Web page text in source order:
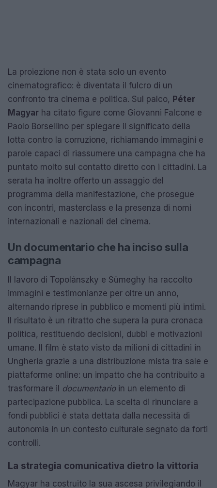
La proiezione non è stata solo un evento
cinematografico: è diventata il fulcro di un
confronto tra cinema e politica. Sul palco, Péter
Magyar ha citato figure come Giovanni Falcone e
Paolo Borsellino per spiegare il significato della
lotta contro la corruzione, richiamando immagini e
parole capaci di riassumere una campagna che ha
puntato molto sul contatto diretto con i cittadini. La
serata ha inoltre offerto un assaggio del
programma della manifestazione, che prosegue
con incontri, masterclass e la presenza di nomi
internazionali e nazionali del cinema.
Un documentario che ha inciso sulla
campagna
Il lavoro di Topolánszky e Sümeghy ha raccolto
immagini e testimonianze per oltre un anno,
alternando riprese in pubblico e momenti più intimi.
Il risultato è un ritratto che supera la pura cronaca
politica, restituendo decisioni, dubbi e motivazioni
umane. Il film è stato visto da milioni di cittadini in
Ungheria grazie a una distribuzione mista tra sale e
piattaforme online: un impatto che ha contribuito a
trasformare il documentarioin un elemento di
partecipazione pubblica. La scelta di rinunciare a
fondi pubblici è stata dettata dalla necessità di
autonomia in un contesto culturale segnato da forti
controlli.
La strategia comunicativa dietro la vittoria
Magyar ha costruito la sua ascesa privilegiando il